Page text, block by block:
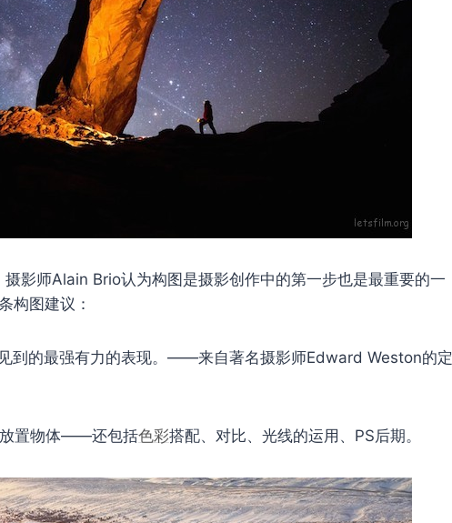
影师Alain Brio认为构图是摄影创作中的第一步也是最重要的一
构图建议：
到的最强有力的表现。——来自著名摄影师Edward Weston的定
放置物体——还包括色彩搭配、对比、光线的运用、PS后期。